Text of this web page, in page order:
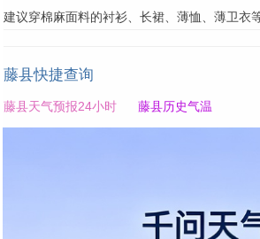
建议穿棉麻面料的衬衫、长裙、薄恤、薄卫衣
藤县快捷查询
藤县天气预报24小时 藤县历史气温